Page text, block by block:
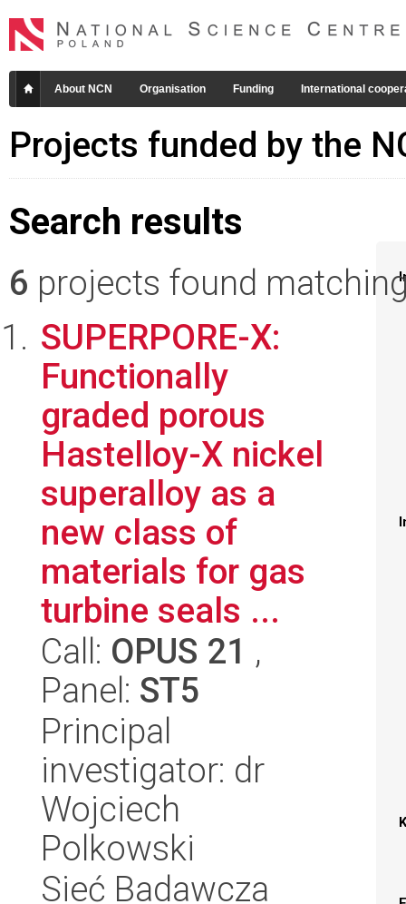
About NCN Organisation Funding International
Projects funded by the
Search results
6 projects found
SUPERPORE-X:
Functionally
graded porous
Hastelloy-X nickel
superalloy as a
new class of
materials for gas
turbine seals ...
Call: OPUS 21 ,
Panel: ST5
Principal
investigator: dr
Wojciech
Polkowski
Sieć Badawcza